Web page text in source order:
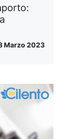
Marzo 2023